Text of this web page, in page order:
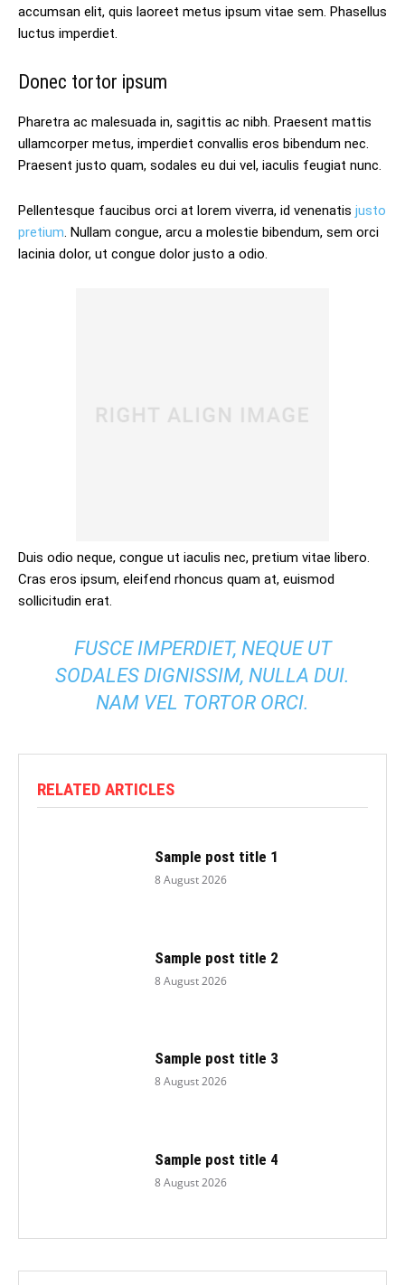
accumsan elit, quis laoreet metus ipsum vitae sem. Phasellus
luctus imperdiet.
Donec tortor ipsum
Pharetra ac malesuada in, sagittis ac nibh. Praesent mattis
ullamcorper metus, imperdiet convallis eros bibendum nec.
Praesent justo quam, sodales eu dui vel, iaculis feugiat nunc.
Pellentesque faucibus orci at lorem viverra, id venenatis justo
pretium. Nullam congue, arcu a molestie bibendum, sem orci
lacinia dolor, ut congue dolor justo a odio.
Duis odio neque, congue ut iaculis nec, pretium vitae libero.
Cras eros ipsum, eleifend rhoncus quam at, euismod
sollicitudin erat.
FUSCE IMPERDIET, NEQUE UT
SODALES DIGNISSIM, NULLA DUI.
NAM VEL TORTOR ORCI.
RELATED ARTICLES
Sample post title 1
8 August 2026
Sample post title 2
8 August 2026
Sample post title 3
8 August 2026
Sample post title 4
8 August 2026